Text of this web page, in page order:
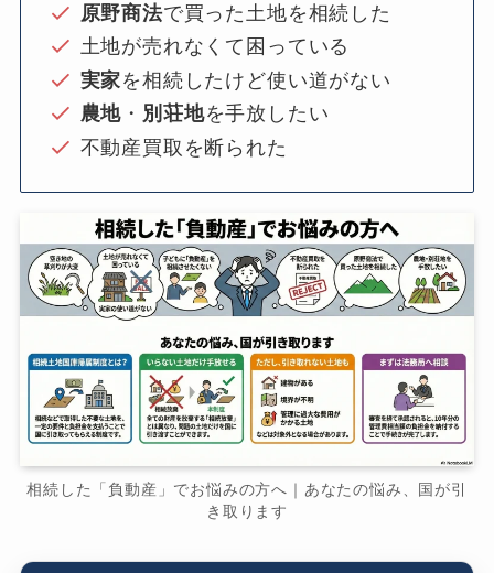
原野商法で買った土地を相続した
土地が売れなくて困っている
実家を相続したけど使い道がない
農地 ・ 別荘地を手放したい
不動産買取を断られた
相続した「負動産」でお悩みの方へ｜あなたの悩み、国が引
き取ります